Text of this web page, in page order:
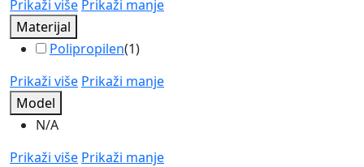
Prikaži više Prikaži manje
Materijal
Polipropilen(1)
Prikaži više Prikaži manje
Model
N/A
Prikaži više Prikaži manje